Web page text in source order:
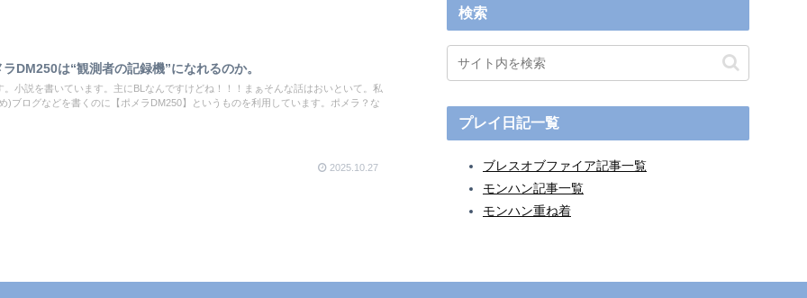
DM250は“観測者の記録機”になれるのか。
小説を書いています。主にBLなんですけどね！！！まぁそんな話はおいといて。私
)ブログなどを書くのに【ポメラDM250】というものを利用しています。ポメラ？な
2025.10.27
検索
プレイ日記一覧
ブレスオブファイア記事一覧
モンハン記事一覧
モンハン重ね着